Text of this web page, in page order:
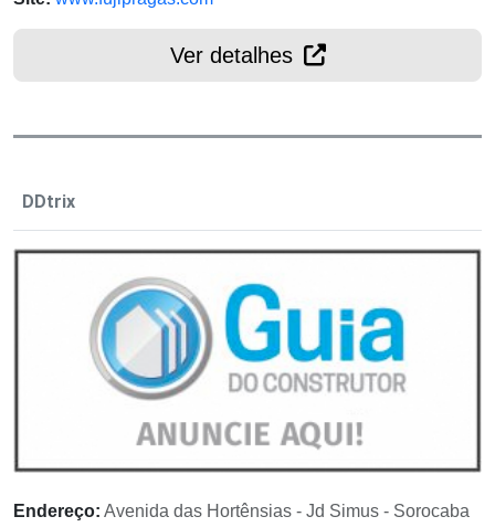
Ver detalhes
DDtrix
Endereço: Avenida das Hortênsias - Jd Simus - Sorocaba